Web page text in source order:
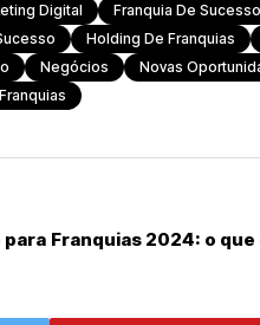
Digital
Franquia De Sucesso
Holding De Franquias
Negócios
Novas
para Franquias 2024: o